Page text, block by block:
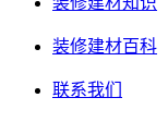
装修建材百科
联系我们